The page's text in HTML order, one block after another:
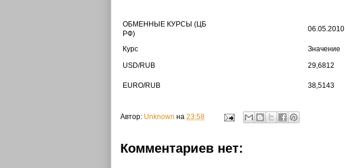
ОБМЕННЫЕ КУРСЫ (ЦБ
РФ)
06.05.2010
Курс Значение
USD/RUB
29,6812
EURO/RUB 38,5143
Автор: Unknown на 23:58
Комментариев нет: